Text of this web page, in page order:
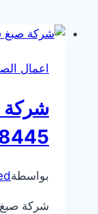
اعمال
شركة
بواسطة
شركة